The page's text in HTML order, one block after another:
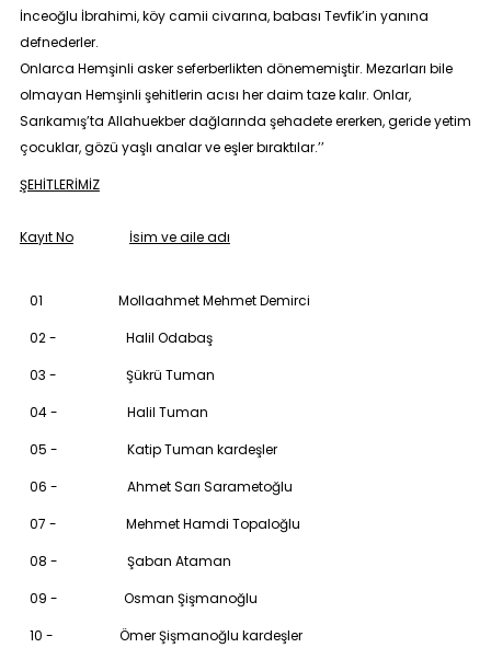
İnceoğlu İbrahimi, köy camii civarına, babası Tevfik’in yanına
defnederler.
Onlarca Hemşinli asker seferberlikten dönememiştir. Mezarları bile
olmayan Hemşinli şehitlerin acısı her daim taze kalır. Onlar,
Sarıkamış’ta Allahuekber dağlarında şehadete ererken, geride yetim
çocuklar, gözü yaşlı analar ve eşler bıraktılar.’’
ŞEHİTLERİMİZ
Kayıt No İsim ve aile adı
01 Mollaahmet Mehmet Demirci
02 - Halil Odabaş
03 - Şükrü Tuman
04 - Halil Tuman
05 - Katip Tuman kardeşler
06 - Ahmet Sarı Sarametoğlu
07 - Mehmet Hamdi Topaloğlu
08 - Şaban Ataman
09 - Osman Şişmanoğlu
10 - Ömer Şişmanoğlu kardeşler